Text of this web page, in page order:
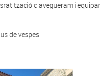
clavegueram i
de vespes